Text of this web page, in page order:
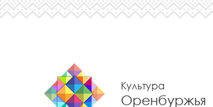
Культура
Оренбуржья